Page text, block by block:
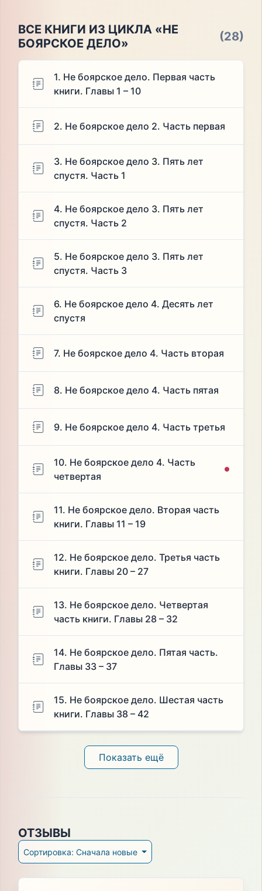
ВСЕ КНИГИ ИЗ ЦИКЛА «НЕ
БОЯРСКОЕ ДЕЛО»
(28)
1. Не боярское дело. Первая часть
книги. Главы 1 – 10
2. Не боярское дело 2. Часть первая
3. Не боярское дело 3. Пять лет
спустя. Часть 1
4. Не боярское дело 3. Пять лет
спустя. Часть 2
5. Не боярское дело 3. Пять лет
спустя. Часть 3
6. Не боярское дело 4. Десять лет
спустя
7. Не боярское дело 4. Часть вторая
8. Не боярское дело 4. Часть пятая
9. Не боярское дело 4. Часть третья
10. Не боярское дело 4. Часть
четвертая
11. Не боярское дело. Вторая часть
книги. Главы 11 – 19
12. Не боярское дело. Третья часть
книги. Главы 20 – 27
13. Не боярское дело. Четвертая
часть книги. Главы 28 – 32
14. Не боярское дело. Пятая часть.
Главы 33 – 37
15. Не боярское дело. Шестая часть
книги. Главы 38 – 42
Показать ещё
ОТЗЫВЫ
Сортировка: Сначала новые